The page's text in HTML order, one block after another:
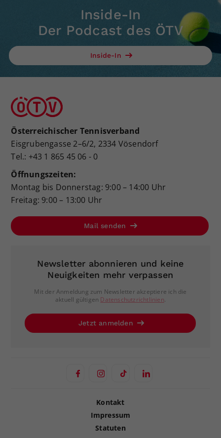
Inside-In
Der Podcast des ÖTV
Inside-In
Österreichischer Tennisverband
Eisgrubengasse 2–6/2, 2334 Vösendorf
Tel.: +43 1 865 45 06 - 0
Öffnungszeiten:
Montag bis Donnerstag: 9:00 – 14:00 Uhr
Freitag: 9:00 – 13:00 Uhr
Mail senden
Newsletter abonnieren und keine
Neuigkeiten mehr verpassen
Mit der Anmeldung zum Newsletter akzeptiere ich die
aktuell gültigen Datenschutzrichtlinien.
Jetzt anmelden
Kontakt
Impressum
Statuten